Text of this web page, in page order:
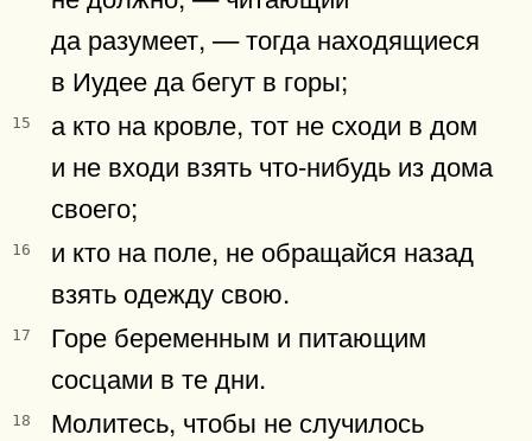
да разумеет, — тогда находящиеся
в Иудее да бегут в горы;
15
а кто на кровле, тот не сходи в дом
и не входи взять что-нибудь из дома
своего;
16
и кто на поле, не обращайся назад
взять одежду свою.
17
Горе беременным и питающим
сосцами в те дни.
18
Молитесь, чтобы не случилось